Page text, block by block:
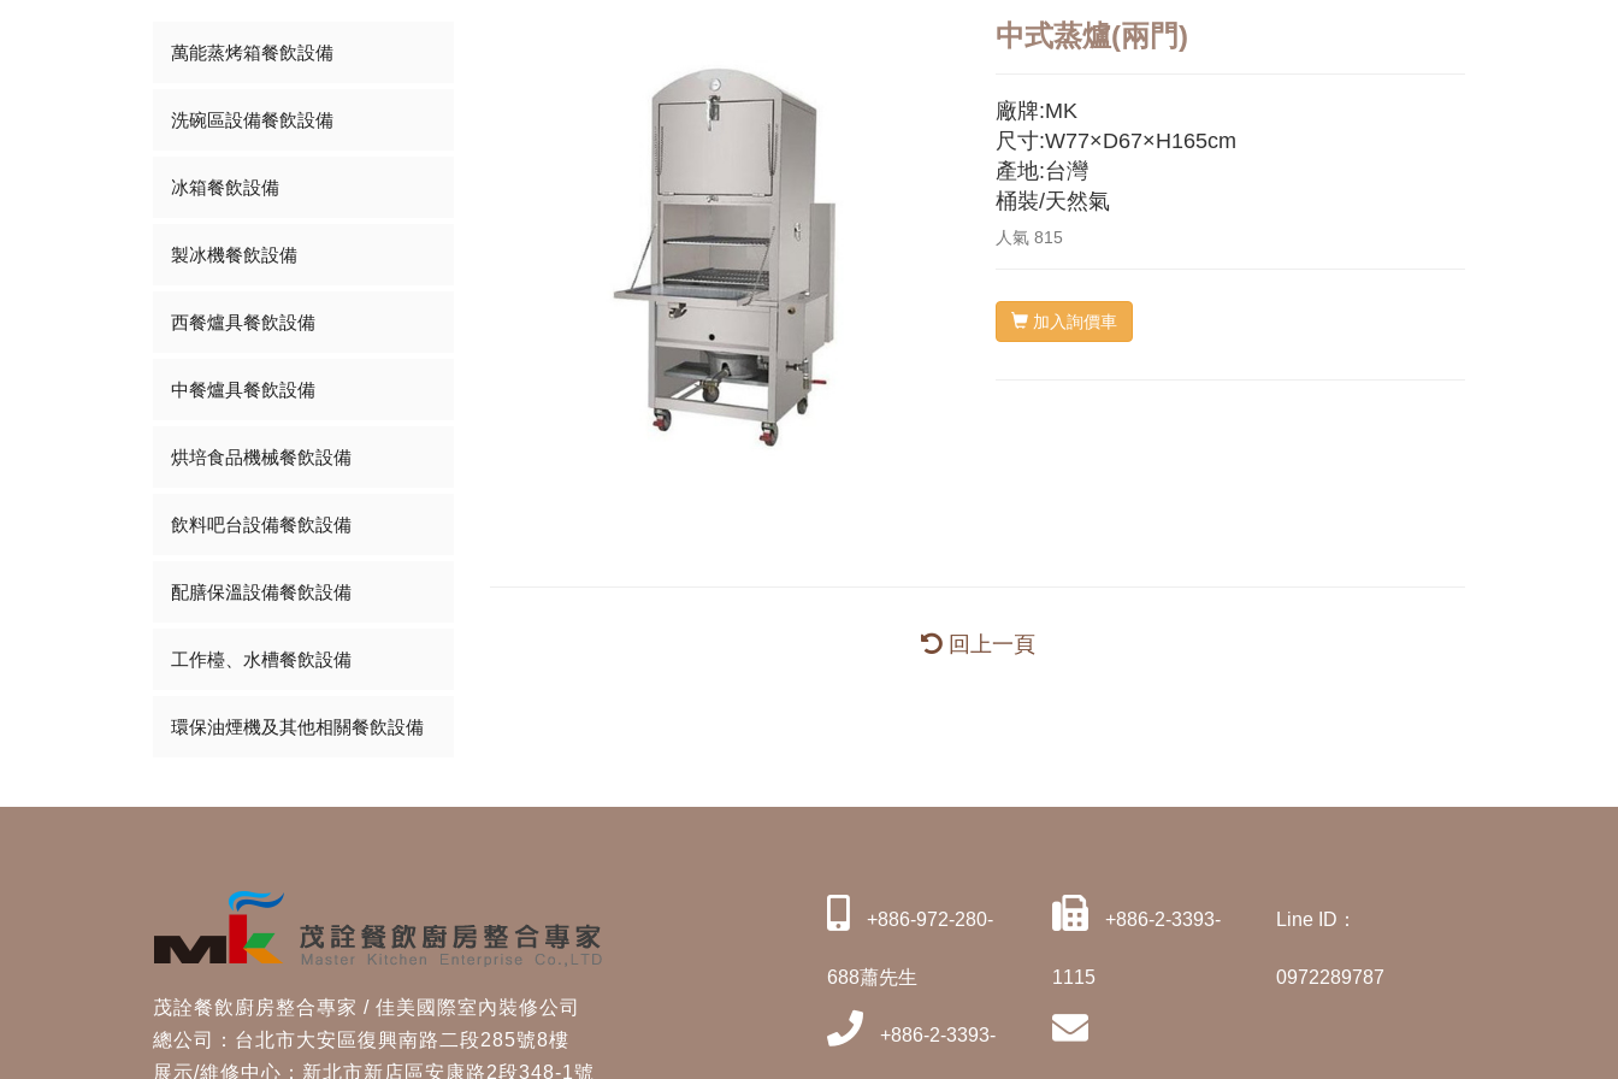
中式蒸爐(兩門)
廠牌:MK
尺寸:W77×D67×H165cm
產地:台灣
桶裝/天然氣
人氣 815
加入詢價車
回上一頁
萬能蒸烤箱餐飲設備
洗碗區設備餐飲設備
冰箱餐飲設備
製冰機餐飲設備
西餐爐具餐飲設備
中餐爐具餐飲設備
烘培食品機械餐飲設備
飲料吧台設備餐飲設備
配膳保溫設備餐飲設備
工作檯、水槽餐飲設備
環保油煙機及其他相關餐飲設備
茂詮餐飲廚房整合專家 / 佳美國際室內裝修公司
總公司：台北市大安區復興南路二段285號8樓
展示/維修中心：新北市新店區安康路2段348-1號
+886-972-280-
688蕭先生
+886-2-3393-
+886-2-3393-
1115
Line ID：
0972289787